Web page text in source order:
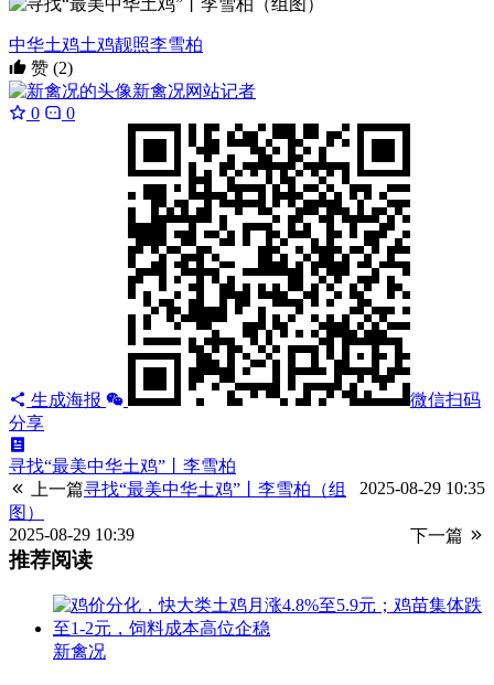
中华土鸡土鸡靓照李雪柏
赞 (2)
新禽况网站记者
0
0
生成海报
微信扫码
分享
寻找“最美中华土鸡”丨李雪柏
上一篇
2025-08-29 10:35
寻找“最美中华土鸡”丨李雪柏（组
图）
下一篇
2025-08-29 10:39
推荐阅读
新禽况